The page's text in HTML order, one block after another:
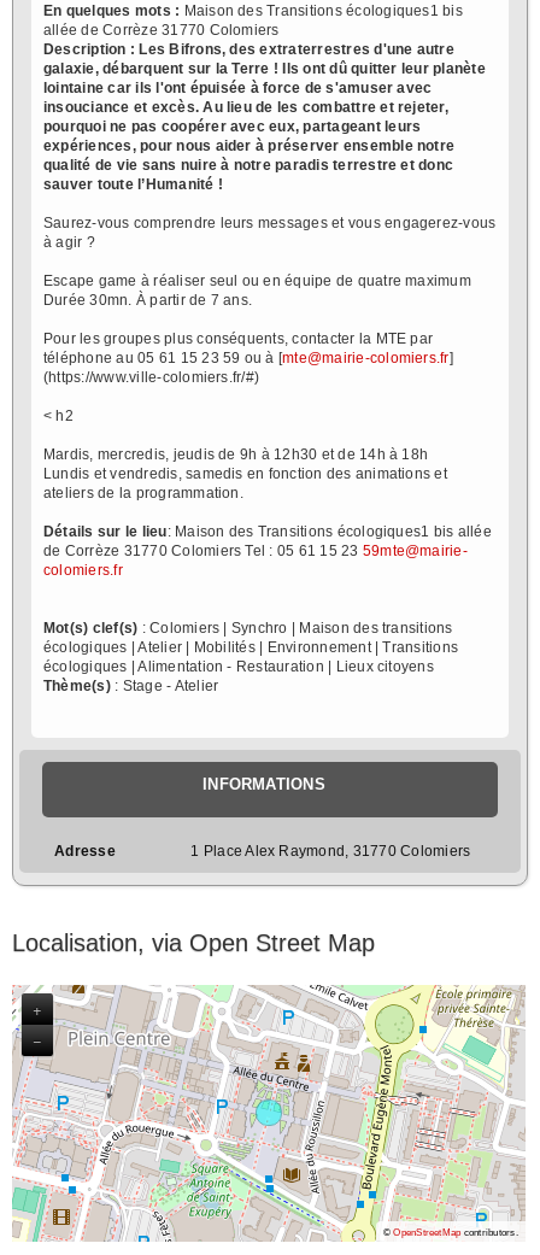
En quelques mots : Maison des Transitions écologiques1 bis
allée de Corrèze 31770 Colomiers
Description : Les Bifrons, des extraterrestres d'une autre
galaxie, débarquent sur la Terre ! Ils ont dû quitter leur planète
lointaine car ils l'ont épuisée à force de s'amuser avec
insouciance et excès. Au lieu de les combattre et rejeter,
pourquoi ne pas coopérer avec eux, partageant leurs
expériences, pour nous aider à préserver ensemble notre
qualité de vie sans nuire à notre paradis terrestre et donc
sauver toute l’Humanité !
Saurez-vous comprendre leurs messages et vous engagerez-vous
à agir ?
Escape game à réaliser seul ou en équipe de quatre maximum
Durée 30mn. À partir de 7 ans.
Pour les groupes plus conséquents, contacter la MTE par
téléphone au 05 61 15 23 59 ou à [mte@mairie-colomiers.fr]
(https://www.ville-colomiers.fr/#)
< h2
Mardis, mercredis, jeudis de 9h à 12h30 et de 14h à 18h
Lundis et vendredis, samedis en fonction des animations et
ateliers de la programmation.
Détails sur le lieu: Maison des Transitions écologiques1 bis allée
de Corrèze 31770 Colomiers Tel : 05 61 15 23 59mte@mairie-
colomiers.fr
Mot(s) clef(s) : Colomiers | Synchro | Maison des transitions
écologiques | Atelier | Mobilités | Environnement | Transitions
écologiques | Alimentation - Restauration | Lieux citoyens
Thème(s): Stage - Atelier
INFORMATIONS
Adresse 1 Place Alex Raymond, 31770 Colomiers
Localisation, via Open Street Map
+
−
©OpenStreetMapcontributors.